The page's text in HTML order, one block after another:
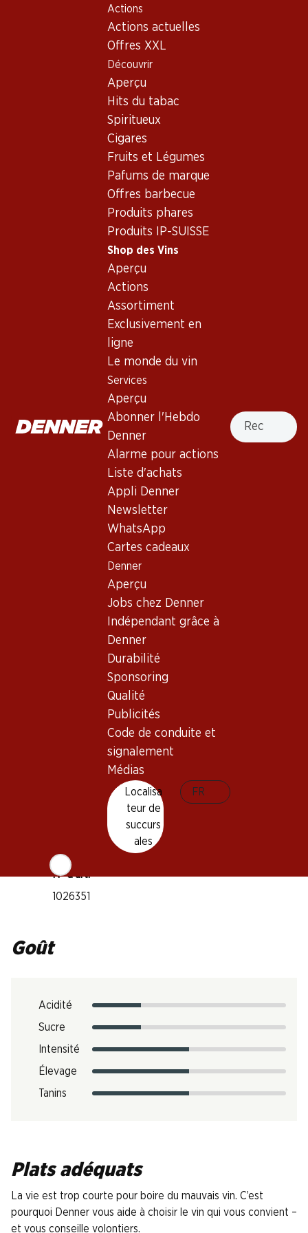
Actions
Actions actuelles
Offres XXL
Découvrir
Aperçu
Hits du tabac
Spiritueux
Cigares
Fruits et Légumes
Pafums de marque
Offres barbecue
Produits phares
Produits IP-SUISSE
Shop des Vins
Aperçu
Actions
Assortiment
Exclusivement en
ligne
Le monde du vin
Services
Aperçu
Abonner l'Hebdo
Denner
Alarme pour actions
Liste d'achats
Appli Denner
Newsletter
WhatsApp
Cartes cadeaux
Denner
Aperçu
Jobs chez Denner
Indépendant grâce à
Denner
Durabilité
Sponsoring
Qualité
Publicités
Code de conduite et
signalement
Médias
Localisa
teur de
succurs
ales
FR
Recherche
Shop des Vins
Suisse
Suisse romande
Les Glycines Chasselas Romand
Recto
Les Glycines Chasselas Romand
Suisse romande
fraîche en bouche, finale moyennement longue.
Petite bouteille : 25 cl
Bon à savoir
1 an après l'achat
Température de dégustation
Empreinte carbone
7.02 kg
N° d'art.
1026351
Goût
Acidité
Sucre
Intensité
Élevage
Tanins
Plats adéquats
La vie est trop courte pour boire du mauvais vin. C’est
pourquoi Denner vous aide à choisir le vin qui vous convient –
et vous conseille volontiers.